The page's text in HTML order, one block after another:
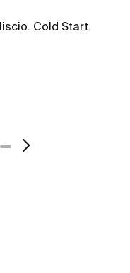
Cold Start.